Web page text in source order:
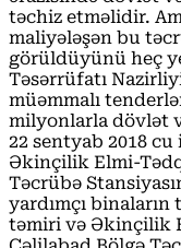
təchiz etməlidir.
maliyələşən bu
görüldüyünü heç
Təsərrüfatı
müəmmalı
milyonlarla dövlət
22 sentyab 2018
Əkinçilik Elmi-
Təcrübə
yardımçı
təmiri və Əkinçilik